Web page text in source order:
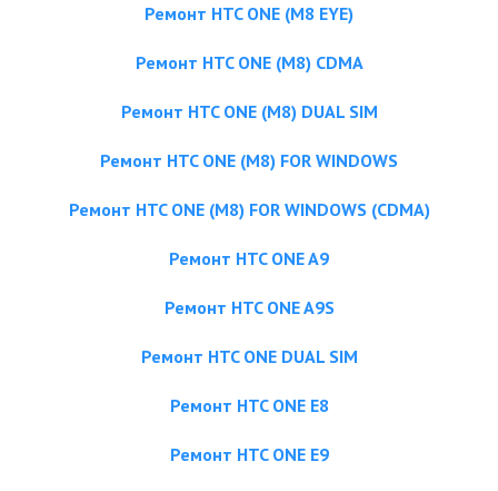
Ремонт HTC ONE (M8 EYE)
Ремонт HTC ONE (M8) CDMA
Ремонт HTC ONE (M8) DUAL SIM
Ремонт HTC ONE (M8) FOR WINDOWS
Ремонт HTC ONE (M8) FOR WINDOWS (CDMA)
Ремонт HTC ONE A9
Ремонт HTC ONE A9S
Ремонт HTC ONE DUAL SIM
Ремонт HTC ONE E8
Ремонт HTC ONE E9